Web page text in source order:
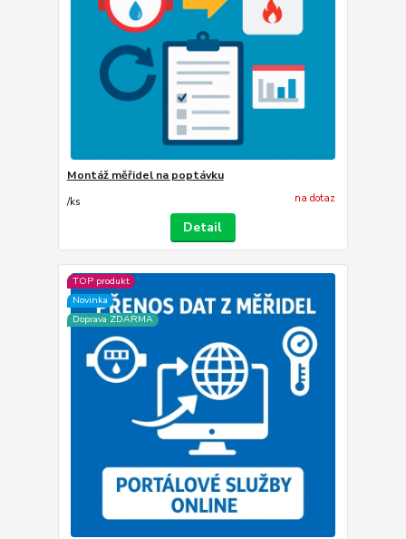
Montáž měřidel na poptávku
/ks na dotaz
Detail
TOP produkt
Novinka
Doprava ZDARMA